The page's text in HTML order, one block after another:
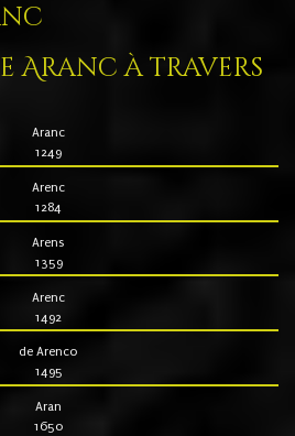
Aranc à travers
Aranc
1249
Arenc
1284
Arens
1359
Arenc
1492
de Arenco
1495
Aran
1650